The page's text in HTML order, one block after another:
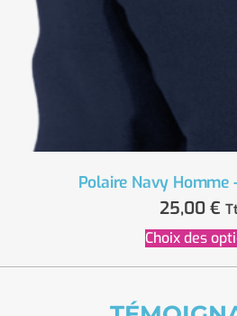
Polaire Navy Homme
25,00 €
Choix des